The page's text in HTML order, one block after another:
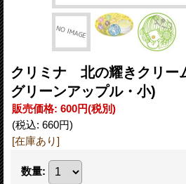
クリミナ 北の耀きクリー
グリーンアップル・小)
販売価格: 600円(税別)
(税込: 660円)
[在庫あり]
数量: